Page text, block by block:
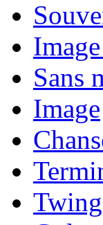
Sans
Image